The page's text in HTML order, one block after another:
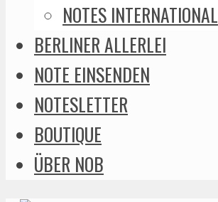
NOTES INTERNATIONAL
BERLINER ALLERLEI
NOTE EINSENDEN
NOTESLETTER
BOUTIQUE
ÜBER NOB